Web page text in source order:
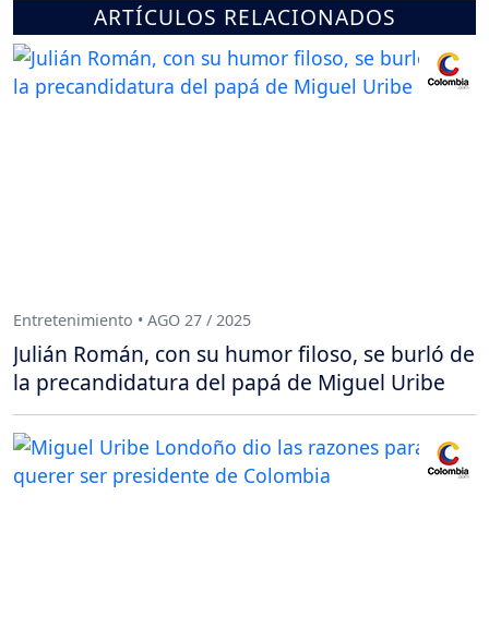
ARTÍCULOS RELACIONADOS
Entretenimiento • AGO 27 / 2025
Julián Román, con su humor filoso, se burló de
la precandidatura del papá de Miguel Uribe